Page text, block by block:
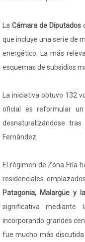
La Cámara de Diputados
que incluye una serie de
energético. La más
esquemas de subsidios
La iniciativa obtuvo 132
oficial es reformular
desnaturalizándose
Fernández.
El régimen de Zona Fría
residenciales
Patagonia, Malargüe y
significativa mediante
incorporando grandes
fue mucho más